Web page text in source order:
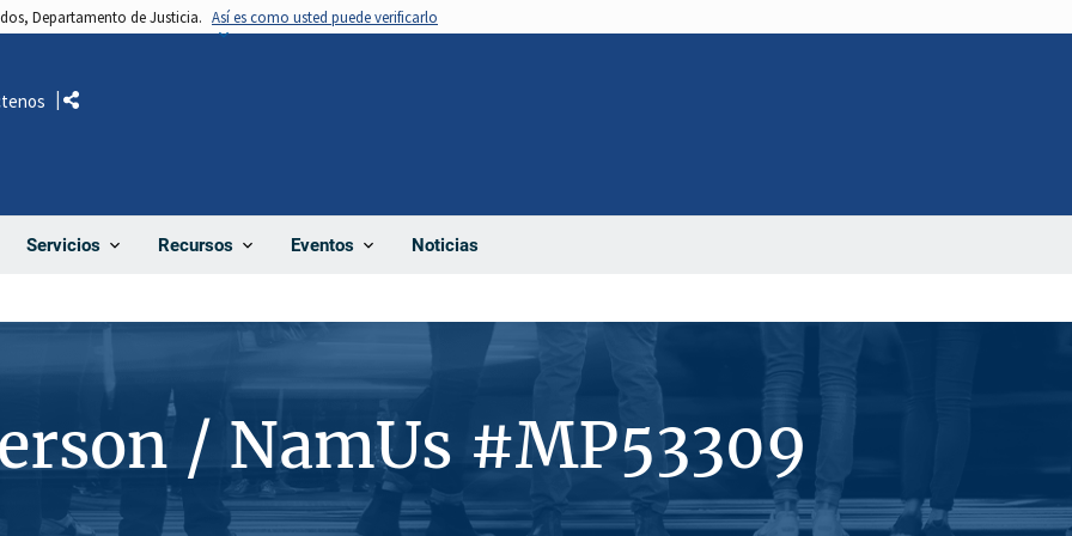
Departamento de Justicia. Así es como usted puede verificarlo
Servicios Recursos Eventos Noticias
Comparte
/ NamUs #MP53309